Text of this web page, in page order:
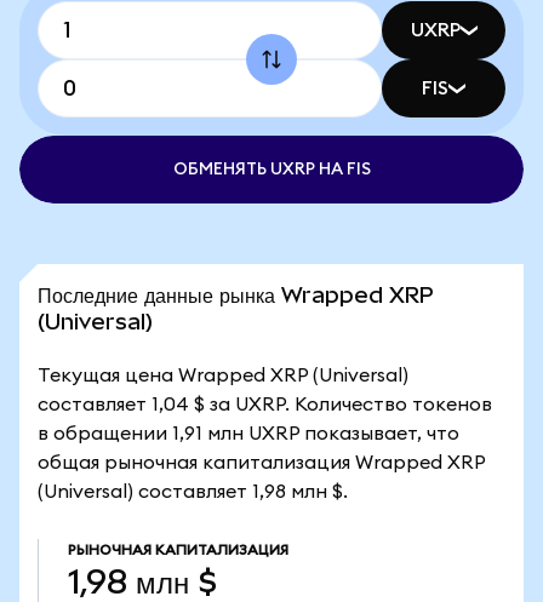
UXRP
FIS
ОБМЕНЯТЬ UXRP НА FIS
Последние данные рынка Wrapped XRP
(Universal)
Текущая цена Wrapped XRP (Universal)
составляет 1,04 $ за UXRP. Количество токенов
в обращении 1,91 млн UXRP показывает, что
общая рыночная капитализация Wrapped XRP
(Universal) составляет 1,98 млн $.
РЫНОЧНАЯ КАПИТАЛИЗАЦИЯ
1,98 млн $